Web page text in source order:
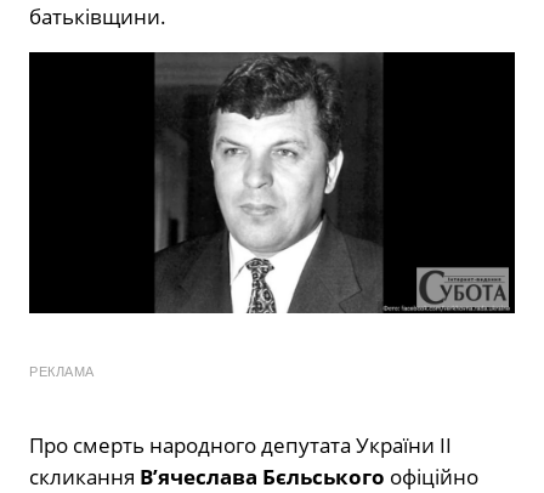
батьківщини.
РЕКЛАМА
Про смерть народного депутата України ІІ
скликання В’ячеслава Бєльського офіційно